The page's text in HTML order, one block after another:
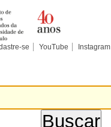
se YouTube Instagram